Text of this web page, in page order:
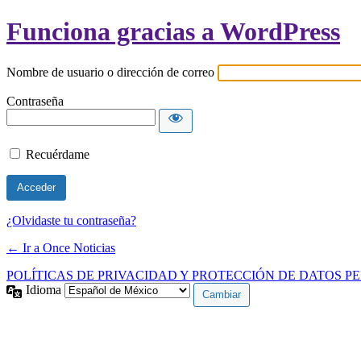
Funciona gracias a WordPress
Nombre de usuario o dirección de correo
Contraseña
Recuérdame
¿Olvidaste tu contraseña?
← Ir a Once Noticias
POLÍTICAS DE PRIVACIDAD Y PROTECCIÓN DE DATOS
Idioma